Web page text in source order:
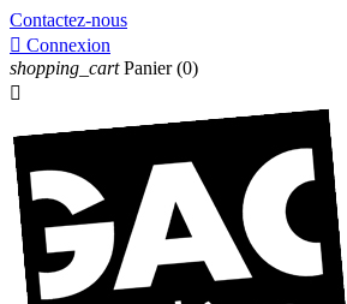
Contactez-nous
 Connexion
shopping_cart Panier (0)
